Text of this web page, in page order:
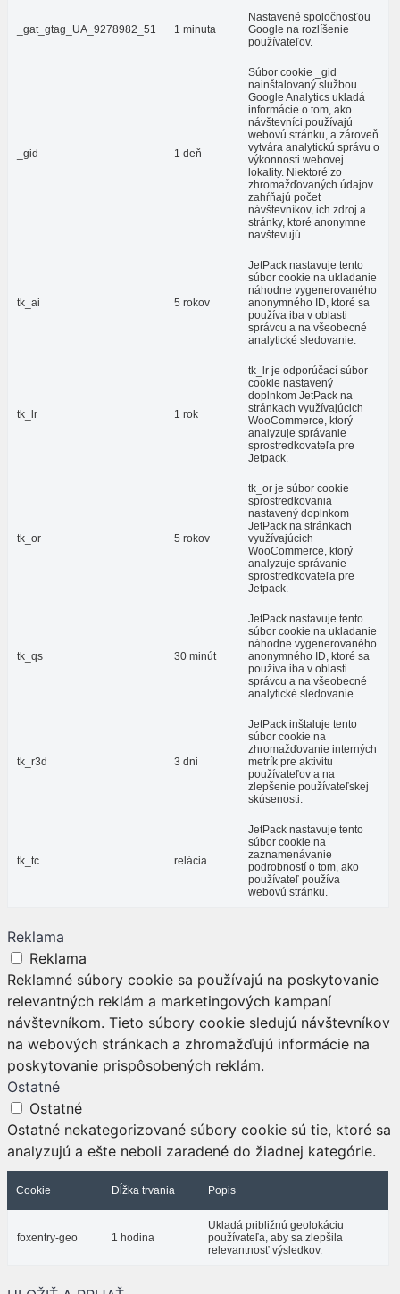
_gat_gtag_UA_9278982_51 1 minuta
Nastavené spoločnosťou
Google na rozlíšenie
používateľov.
_gid 1 deň
Súbor cookie _gid
nainštalovaný službou
Google Analytics ukladá
informácie o tom, ako
návštevníci používajú
webovú stránku, a zároveň
vytvára analytickú správu o
výkonnosti webovej
lokality. Niektoré zo
zhromažďovaných údajov
zahŕňajú počet
návštevníkov, ich zdroj a
stránky, ktoré anonymne
navštevujú.
tk_ai 5 rokov
JetPack nastavuje tento
súbor cookie na ukladanie
náhodne vygenerovaného
anonymného ID, ktoré sa
používa iba v oblasti
správcu a na všeobecné
analytické sledovanie.
tk_lr 1 rok
tk_lr je odporúčací súbor
cookie nastavený
doplnkom JetPack na
stránkach využívajúcich
WooCommerce, ktorý
analyzuje správanie
sprostredkovateľa pre
Jetpack.
tk_or 5 rokov
tk_or je súbor cookie
sprostredkovania
nastavený doplnkom
JetPack na stránkach
využívajúcich
WooCommerce, ktorý
analyzuje správanie
sprostredkovateľa pre
Jetpack.
tk_qs 30 minút
JetPack nastavuje tento
súbor cookie na ukladanie
náhodne vygenerovaného
anonymného ID, ktoré sa
používa iba v oblasti
správcu a na všeobecné
analytické sledovanie.
tk_r3d 3 dni
JetPack inštaluje tento
súbor cookie na
zhromažďovanie interných
metrík pre aktivitu
používateľov a na
zlepšenie používateľskej
skúsenosti.
tk_tc relácia
JetPack nastavuje tento
súbor cookie na
zaznamenávanie
podrobností o tom, ako
používateľ používa
webovú stránku.
Reklama
Reklama
Reklamné súbory cookie sa používajú na poskytovanie
relevantných reklám a marketingových kampaní
návštevníkom. Tieto súbory cookie sledujú návštevníkov
na webových stránkach a zhromažďujú informácie na
poskytovanie prispôsobených reklám.
Ostatné
Ostatné
Ostatné nekategorizované súbory cookie sú tie, ktoré sa
analyzujú a ešte neboli zaradené do žiadnej kategórie.
Cookie Dĺžka trvania Popis
foxentry-geo 1 hodina
Ukladá približnú geolokáciu
používateľa, aby sa zlepšila
relevantnosť výsledkov.